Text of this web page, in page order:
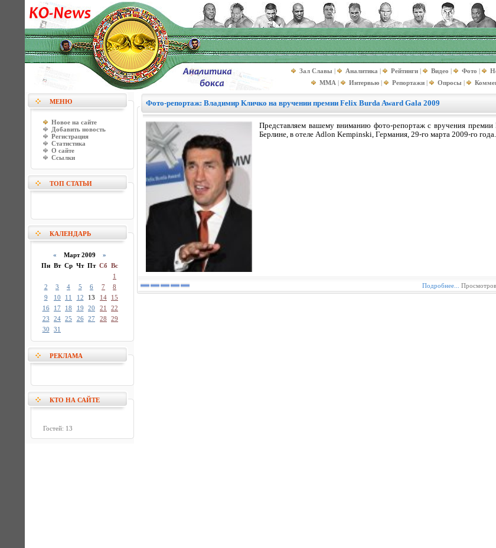
Зал Славы | Аналитика | Рейтинги | Видео | Фото |
MMA | Интервью | Репортажи | Опросы |
МЕНЮ
Новое на сайте
Добавить новость
Регистрация
Статистика
О сайте
Ссылки
ТОП СТАТЬИ
КАЛЕНДАРЬ
« Март 2009 »
Пн Вт Ср Чт Пт Сб Вс
1
2
3 4 5 6 7
8
9
10 11 12 13 14
15
16
17 18 19 20 21
22
23
24 25 26 27 28
29
30
31
РЕКЛАМА
КТО НА САЙТЕ
Гостей: 13
Фото-репортаж: Владимир Кличко на вручении премии Felix Burda Award Gala 2009
Представляем вашему вниманию фото-репортаж с вручения
Берлине, в отеле Adlon Kempinski, Германия, 29-го марта 2009-го года.
Подробнее...